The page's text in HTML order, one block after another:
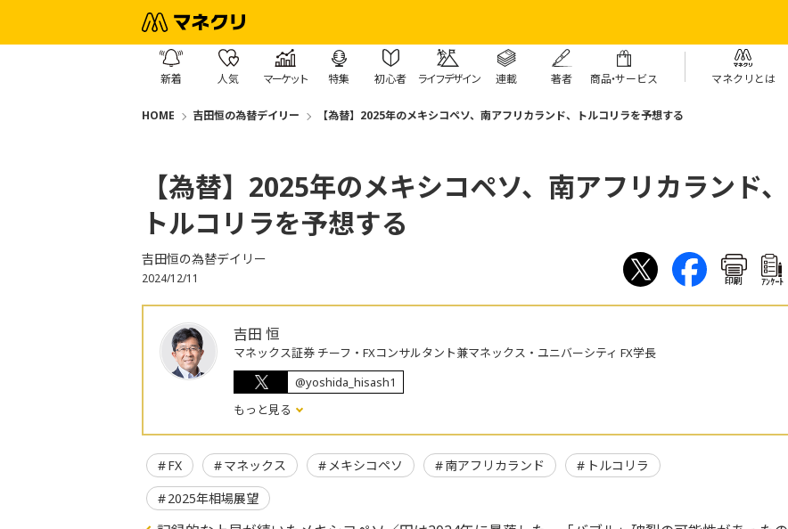
新着 人気 マーケット 特集 初心者 ライフデザイン 連載 著者 商品・サービス マネクリとは
HOME 吉田恒の為替デイリー 【為替】2025年のメキシコペソ、南アフリカランド、トルコリラを予想する
【為替】2025年のメキシコペソ、南アフリカランド、
トルコリラを予想する
吉田恒の為替デイリー
2024/12/11 印刷 ｱﾝｹｰﾄ
吉田 恒
マネックス証券 チーフ・FXコンサルタント兼マネックス・ユニバーシティ FX学長
@yoshida_hisash1
もっと見る
FX マネックス メキシコペソ 南アフリカランド
トルコリラ
2025年相場展望